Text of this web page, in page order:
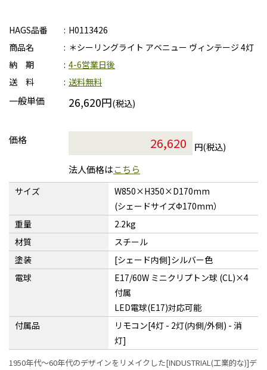
HAGS品番
H0113426
商品名
＊シーリングライト アベニュー ヴィンテージ 4灯
納 期
4-6営業日後
送 料
送料無料
一般単価 26,620円(税込)
価格
円(税込)
法人価格はこちら
サイズ
W850×H350×D170mm
(シェードサイズФ170mm）
重量
2.2kg
材質
スチール
塗装
[シェード内側]シルバー色
電球
E17/60W ミニクリプトン球 (CL)×4
付属
LED電球(E17)対応可能
付属品
リモコン[4灯 - 2灯(内側/外側) - 消
灯]
1950年代〜60年代のデザインをリメイクした[INDUSTRIAL(工業的な)]デ